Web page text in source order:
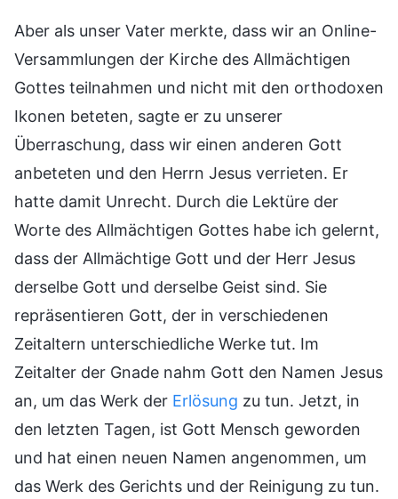
Aber als unser Vater merkte, dass wir an Online-
Versammlungen der Kirche des Allmächtigen
Gottes teilnahmen und nicht mit den orthodoxen
Ikonen beteten, sagte er zu unserer
Überraschung, dass wir einen anderen Gott
anbeteten und den Herrn Jesus verrieten. Er
hatte damit Unrecht. Durch die Lektüre der
Worte des Allmächtigen Gottes habe ich gelernt,
dass der Allmächtige Gott und der Herr Jesus
derselbe Gott und derselbe Geist sind. Sie
repräsentieren Gott, der in verschiedenen
Zeitaltern unterschiedliche Werke tut. Im
Zeitalter der Gnade nahm Gott den Namen Jesus
an, um das Werk der Erlösung zu tun. Jetzt, in
den letzten Tagen, ist Gott Mensch geworden
und hat einen neuen Namen angenommen, um
das Werk des Gerichts und der Reinigung zu tun.